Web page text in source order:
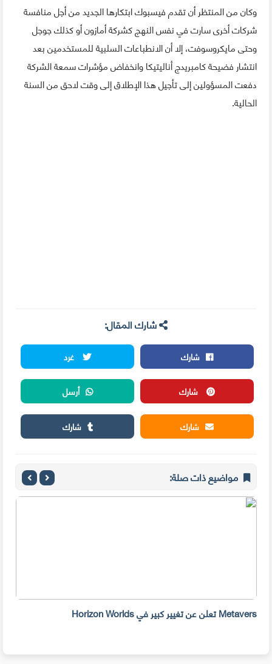
وكان من المنتظر أن تقدم فيسبوك ابتكارها الجديد من أجل منافسة
شركات أخرى سارت في نفس النهج كشركة أمازون أو كذلك جوجل
وحتى مايكروسوفت، إلا أن الانطباعات السلبية للمستخدمين بعد
انتشار فضيحة كامبريدج أناليتيكا وانخفاض مؤشرات سمعة الشركة
دفعت المسؤولين إلى تأجيل هذا الإطلاق إلى وقت لاحق من السنة
الحالية.
شارك المقال:
شارك
غرد
شارك
أرسل
شارك
شارك
مواضيع ذات صلة:
Metavers تعلن عن تغيير كبير في Horizon Worlds